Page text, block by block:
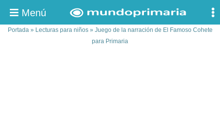
Menú
Portada» Lecturas para niños» Juego de la narración de El Famoso Cohete
para Primaria